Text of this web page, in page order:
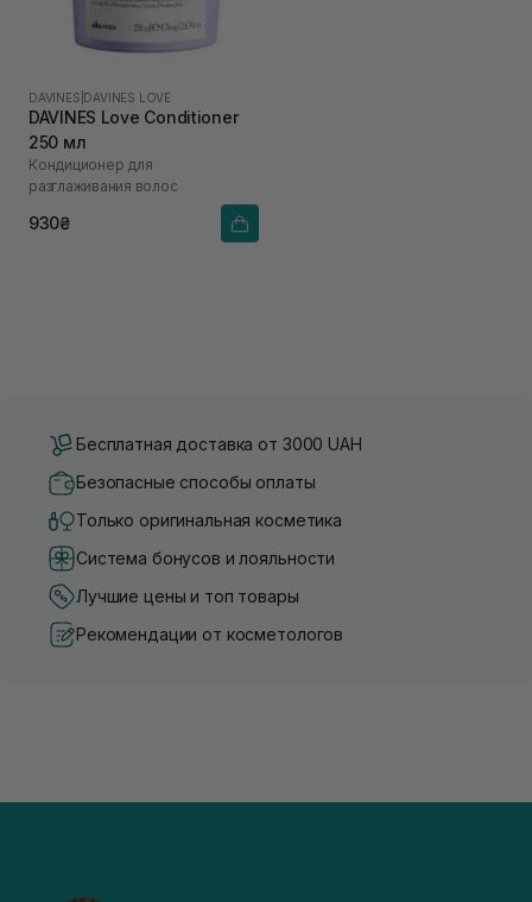
DAVINES DAVINES LOVE
DAVINES Love Conditioner
250 мл
Кондиционер для
разглаживания волос
930₴
Бесплатная доставка от 3000 UAH
Безопасные способы оплаты
Только оригинальная косметика
Система бонусов и лояльности
Лучшие цены и топ товары
Рекомендации от косметологов